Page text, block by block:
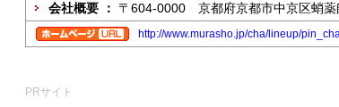
会社概要 ： 〒604-0000 京都府京都市中京区蛸薬
http://www.murasho.jp/cha/lineup/
PRサイト